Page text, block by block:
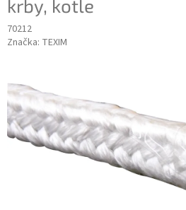
krby, kotle
70212
Značka: TEXIM